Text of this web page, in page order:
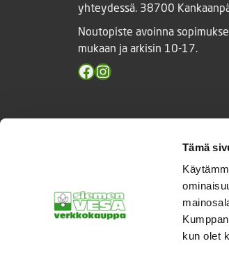
Tämä
kun olet
yhteydessä. 38700
Noutopiste avoinna
mukaan ja arkisin 10-17.
Facebook
Instagram
© Siemenvesa